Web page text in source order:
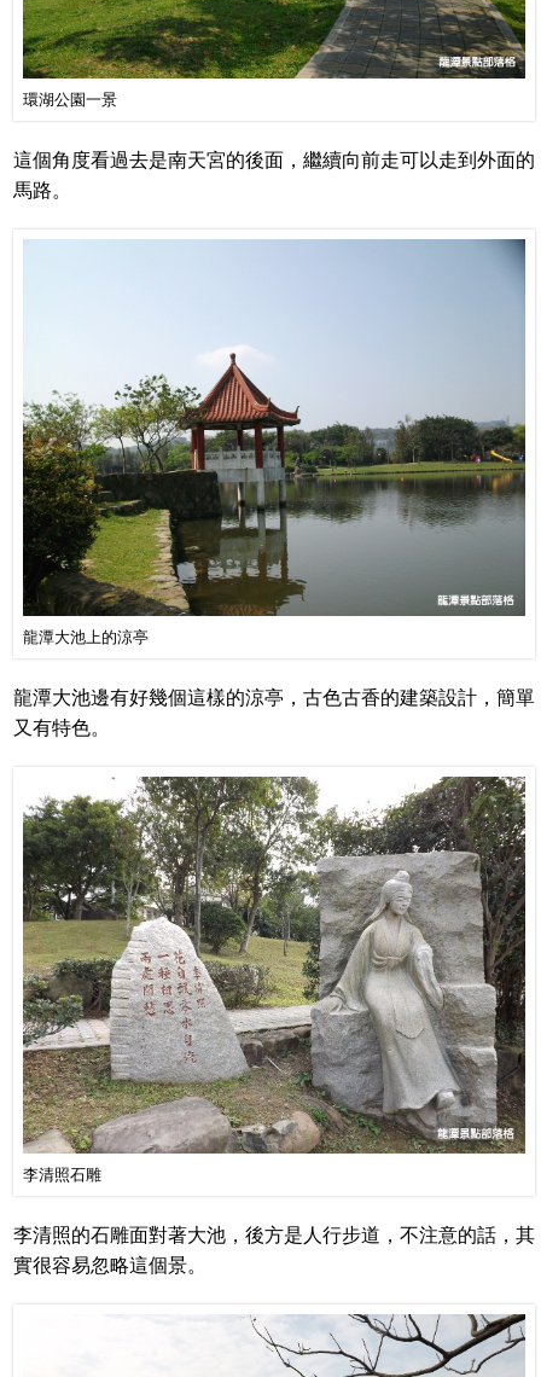
環湖公園一景
這個角度看過去是南天宮的後面，繼續向前走可以走到外面的
馬路。
龍潭大池上的涼亭
龍潭大池邊有好幾個這樣的涼亭，古色古香的建築設計，簡單
又有特色。
李清照石雕
李清照的石雕面對著大池，後方是人行步道，不注意的話，其
實很容易忽略這個景。